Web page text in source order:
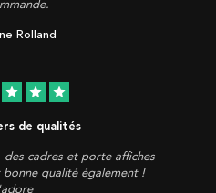
Rolland
star star star
de qualités
cadres et porte affiches
qualité également !